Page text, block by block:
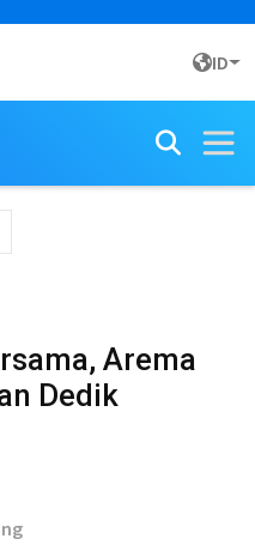
ID
Arema
Dedik